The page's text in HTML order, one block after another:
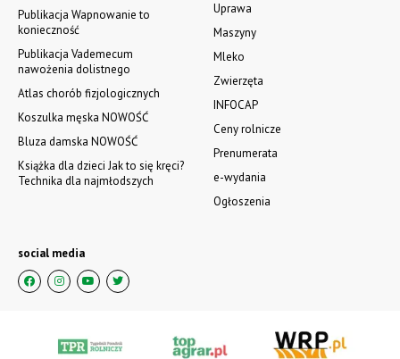
Uprawa
Maszyny
Mleko
Zwierzęta
INFOCAP
Ceny rolnicze
Prenumerata
e-wydania
Ogłoszenia
Publikacja Wapnowanie to
konieczność
Publikacja Vademecum
nawożenia dolistnego
Atlas chorób fizjologicznych
Koszulka męska NOWOŚĆ
Bluza damska NOWOŚĆ
Książka dla dzieci Jak to się kręci?
Technika dla najmłodszych
social media